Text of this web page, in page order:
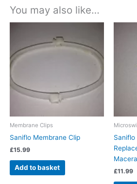
You may also like…
Membrane Clips
Saniflo Membrane Clip
£15.99
Add to basket £11.99